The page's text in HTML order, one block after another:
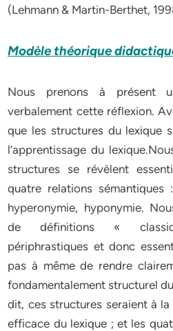
(Lehmann & Martin-Berthet,
Modèle théorique
Nous prenons à présent
verbalement cette réflexion.
que les structures du lexique
l’apprentissage du
structures se révèlent
quatre relations sémantiques
hyperonymie, hyponymie.
de définitions «
périphrastiques et donc
pas à même de rendre
fondamentalement structurel
dit, ces structures seraient à la
efficace du lexique ; et les